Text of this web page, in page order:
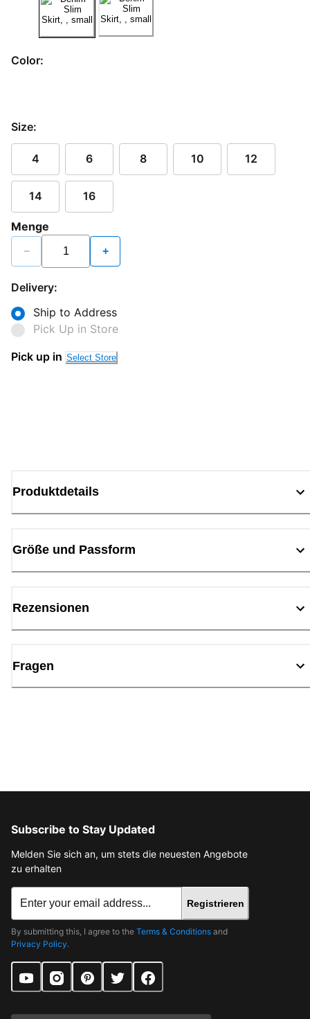
Color:
Size:
4 6 8 10 12
14 16
Menge
− +
Delivery:
Ship to Address
Pick Up in Store
Pick up in Select Store
Produktdetails
Größe und Passform
Rezensionen
Fragen
Subscribe to Stay Updated
Melden Sie sich an, um stets die neuesten Angebote
zu erhalten
Registrieren
By submitting this, I agree to the Terms & Conditions and
Privacy Policy.